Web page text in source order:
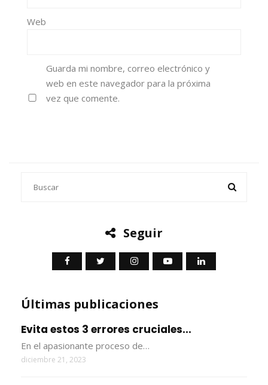
Web
Guarda mi nombre, correo electrónico y
web en este navegador para la próxima
vez que comente.
Seguir
Últimas publicaciones
Evita estos 3 errores cruciales...
En el apasionante proceso de…
diciembre 21, 2023